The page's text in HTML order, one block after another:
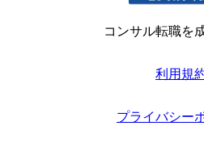
コンサル転職を
利用規
プライバシー